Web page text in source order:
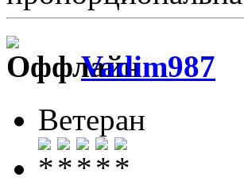
Vadim987
Ветеран